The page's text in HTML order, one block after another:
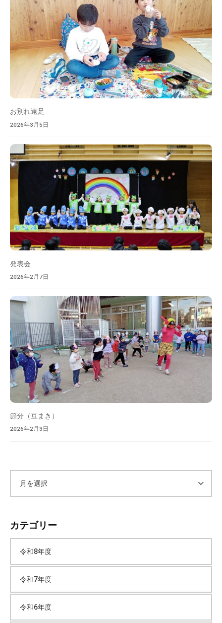
お別れ遠足
2026年3月5日
発表会
2026年2月7日
節分（豆まき）
2026年2月3日
カ
イ
ブ
カテゴリー
令和8年度
令和7年度
令和6年度